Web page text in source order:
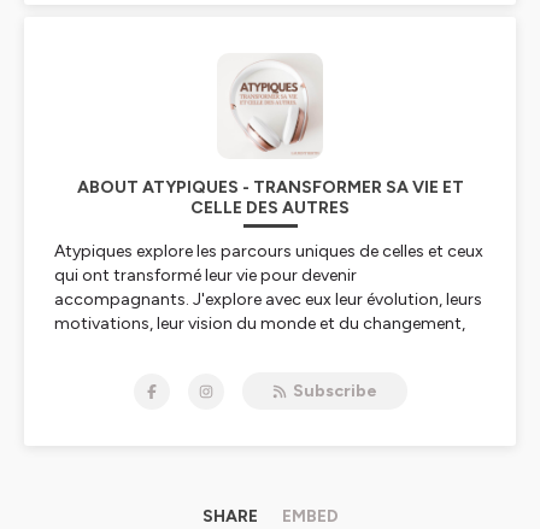
ABOUT ATYPIQUES - TRANSFORMER SA VIE ET
CELLE DES AUTRES
Atypiques explore les parcours uniques de celles et ceux
qui ont transformé leur vie pour devenir
accompagnants. J'explore avec eux leur évolution, leurs
motivations, leur vision du monde et du changement,
Subscribe
SHARE EMBED